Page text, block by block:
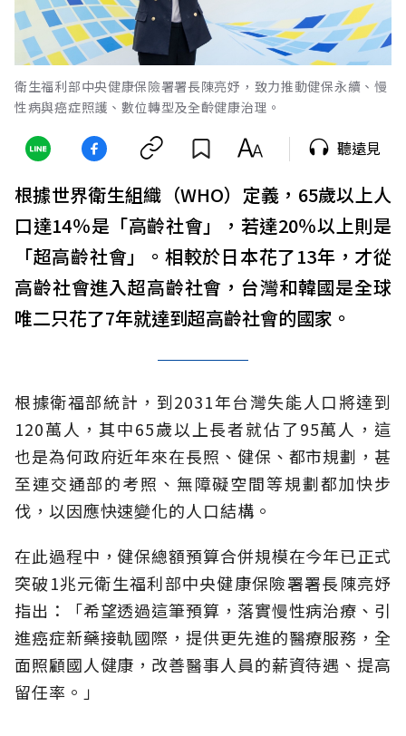
衛生福利部中央健康保險署署長陳亮妤，致力推動健保永續、慢
性病與癌症照護、數位轉型及全齡健康治理。
聽遠見
根據世界衛生組織（WHO）定義，65歲以上人
口達14％是「高齡社會」，若達20％以上則是
「超高齡社會」。相較於日本花了13年，才從
高齡社會進入超高齡社會，台灣和韓國是全球
唯二只花了7年就達到超高齡社會的國家。
根據衛福部統計，到2031年台灣失能人口將達到
120萬人，其中65歲以上長者就佔了95萬人，這
也是為何政府近年來在長照、健保、都市規劃，甚
至連交通部的考照、無障礙空間等規劃都加快步
伐，以因應快速變化的人口結構。
在此過程中，健保總額預算合併規模在今年已正式
突破1兆元衛生福利部中央健康保險署署長陳亮妤
指出：「希望透過這筆預算，落實慢性病治療、引
進癌症新藥接軌國際，提供更先進的醫療服務，全
面照顧國人健康，改善醫事人員的薪資待遇、提高
留任率。」